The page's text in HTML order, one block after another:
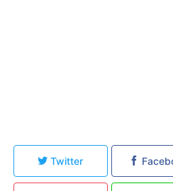
Twitter